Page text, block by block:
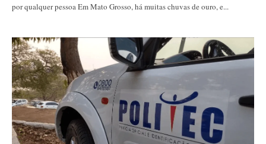
por qualquer pessoa Em Mato Grosso, há muitas chuvas de ouro, e...